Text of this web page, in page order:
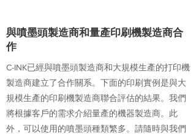
與噴墨頭製造商和量產印刷機製造商合
作
C-INK已經與噴墨頭製造商和大規模生產的打印機
製造商建立了合作關系。下面的印刷實例是與大
規模生產的印刷機製造商聯合評估的結果。我們
將根據客戶的需求介紹量產的機器製造商。此
外，可以使用的噴墨頭種類繁多。請隨時與我們